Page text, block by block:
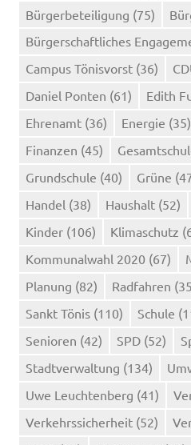
Bürgerbeteiligung (75)
Bürgerschaftliches
Campus Tönisvorst (36)
Daniel Ponten (61) Edith
Ehrenamt (36) Energie (35)
Finanzen (45)
Grundschule (40) Grüne
Handel (38) Haushalt (52)
Kinder (106) Klimaschutz
Kommunalwahl 2020 (67)
Planung (82) Radfahren
Sankt Tönis (110) Schule
Senioren (42) SPD (52)
Stadtverwaltung (134)
Uwe Leuchtenberg (41)
Verkehrssicherheit (52)